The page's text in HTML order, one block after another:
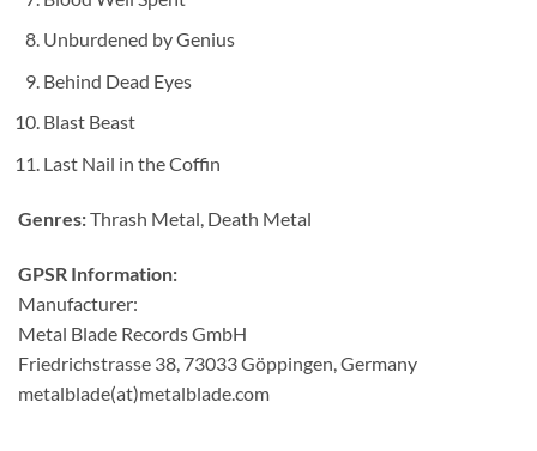
Unburdened by Genius
Behind Dead Eyes
Blast Beast
Last Nail in the Coffin
Genres:Thrash Metal, Death Metal
GPSR Information:
Manufacturer:
Metal Blade Records GmbH
Friedrichstrasse 38, 73033 Göppingen, Germany
metalblade(at)metalblade.com